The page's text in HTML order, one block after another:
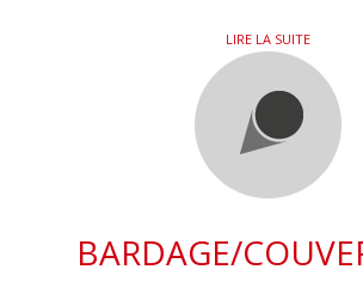
LIRE LA SUITE
BARDAGE/